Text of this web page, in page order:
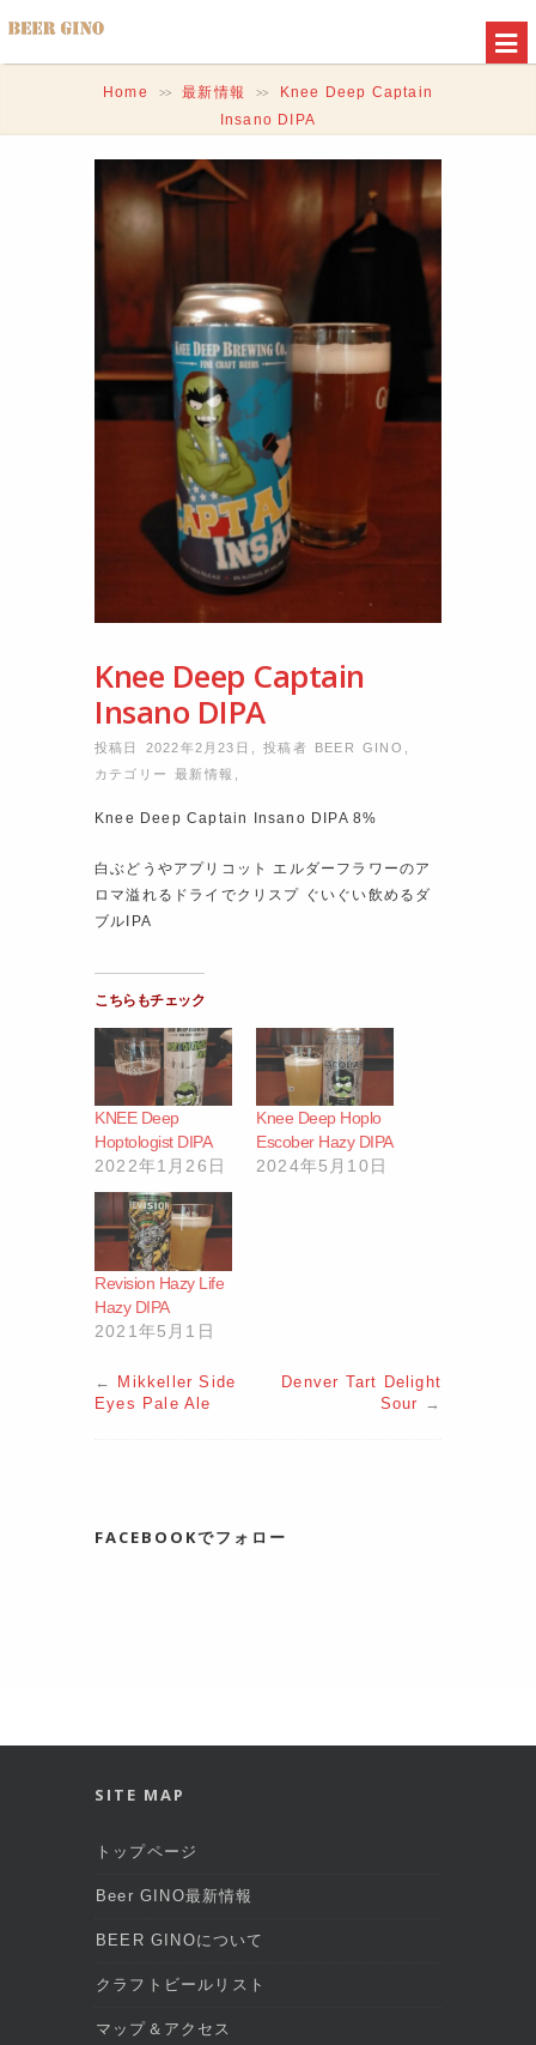
Home >> 最新情報 >>
Knee Deep Captain
Insano DIPA
Knee Deep Captain
Insano DIPA
投稿日 2022年2月23日 ,投稿者 BEER GINO
カテゴリー最新情報
Knee Deep Captain Insano DIPA 8%
白ぶどうやアプリコット エルダーフラワーのア
ロマ溢れるドライでクリスプ ぐいぐい飲めるダ
ブルIPA
こちらもチェック
KNEE Deep
Hoptologist DIPA
2022年1月26日
Knee Deep Hoplo
Escober Hazy DIPA
2024年5月10日
Revision Hazy Life
Hazy DIPA
2021年5月1日
←
Mikkeller Side
Eyes Pale Ale
Denver Tart Delight
Sour →
FACEBOOKでフォロー
SITE MAP
トップページ
Beer GINO最新情報
BEER GINOについて
クラフトビールリスト
マップ＆アクセス